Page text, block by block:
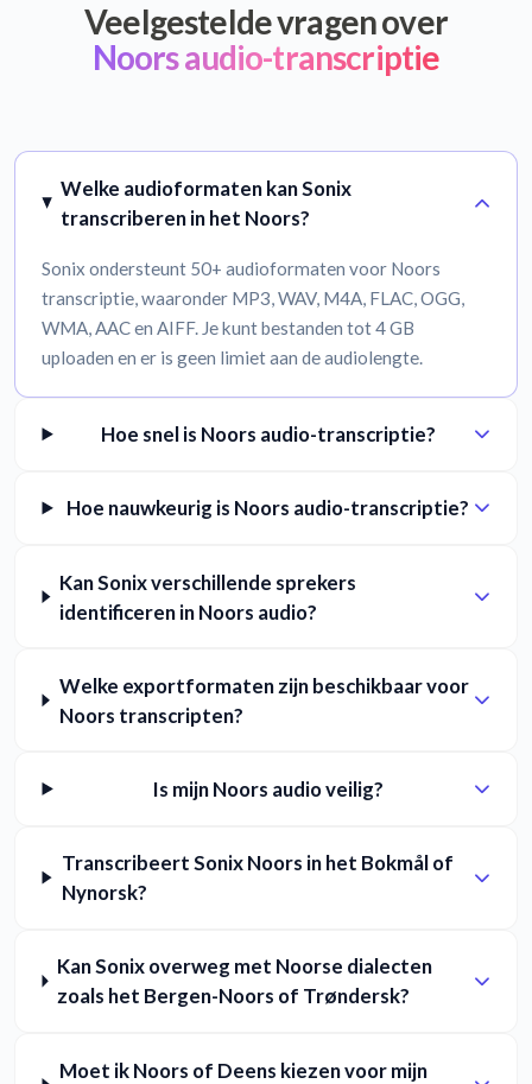
Veelgestelde vragen over
Noors audio-transcriptie
Welke audioformaten kan Sonix
transcriberen in het Noors?
Sonix ondersteunt 50+ audioformaten voor Noors
transcriptie, waaronder MP3, WAV, M4A, FLAC, OGG,
WMA, AAC en AIFF. Je kunt bestanden tot 4 GB
uploaden en er is geen limiet aan de audiolengte.
Hoe snel is Noors audio-transcriptie?
Hoe nauwkeurig is Noors audio-transcriptie?
Kan Sonix verschillende sprekers
identificeren in Noors audio?
Welke exportformaten zijn beschikbaar voor
Noors transcripten?
Is mijn Noors audio veilig?
Transcribeert Sonix Noors in het Bokmål of
Nynorsk?
Kan Sonix overweg met Noorse dialecten
zoals het Bergen-Noors of Trøndersk?
Moet ik Noors of Deens kiezen voor mijn